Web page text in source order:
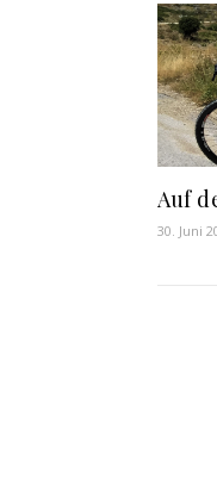
Auf
30. Juni